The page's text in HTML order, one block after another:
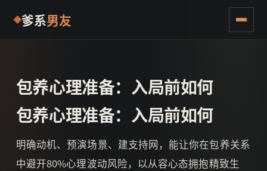
爹系男友
包养心理准备：入局前如何
包养心理准备：入局前如何
明确动机、预演场景、建支持网，能让你在包养关系
中避开80%心理波动风险，以从容心态拥抱精致生